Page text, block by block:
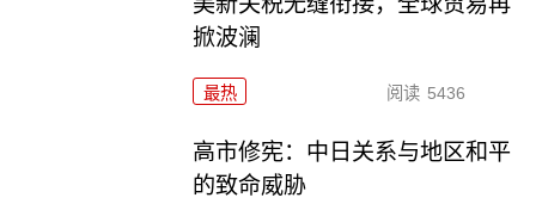
掀波澜
最热 阅读 5436
高市修宪：中日关系与地区和平
的致命威胁